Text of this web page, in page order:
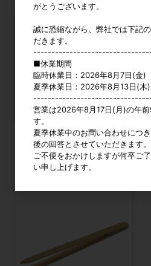
Anex 竹製 ピンセット 全長200mm
No.149
カタログ価格
800円
がとうございます。
誠に恐縮ながら、弊社では下記
だきます。
■休業期間
臨時休業日：2026年8月7日(金)
夏季休業日：2026年8月13日(木
営業は2026年8月17日(月)の午
す。
夏季休業中のお問い合わせにつ
後の回答とさせていただきます。
ご不便をおかけしますが何卒ご
い申し上げます。